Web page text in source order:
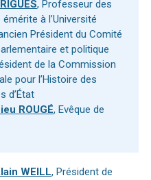
, Professeur des
à l’Université
Président du Comité
et politique
de la Commission
pour l’Histoire des
d’État
ROUGÉ, Evêque de
WEILL, Président de